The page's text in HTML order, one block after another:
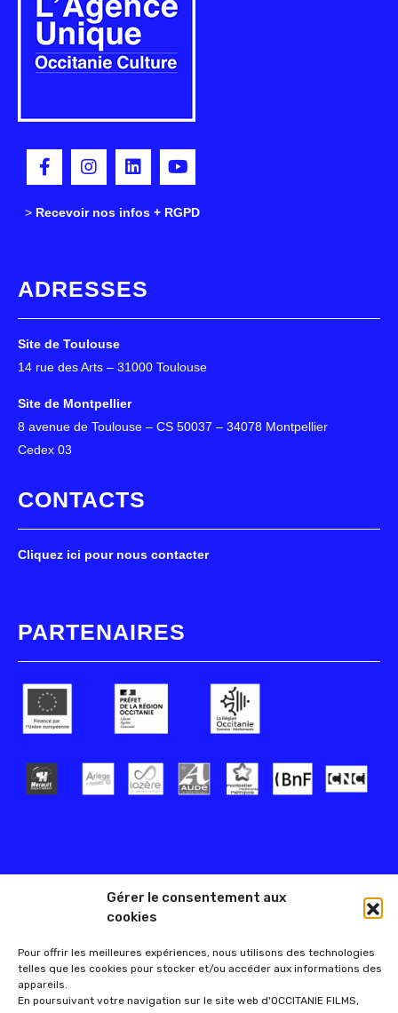
Gérer le consentement aux
cookies
Pour offrir les meilleures expériences, nous utilisons des technologies
telles que les cookies pour stocker et/ou accéder aux informations des
appareils.
En poursuivant votre navigation sur le site web d'OCCITANIE FILMS,
> Recevoir nos infos + RGPD
ADRESSES
Site de Toulouse
14 rue des Arts – 31000 Toulouse
Site de Montpellier
8 avenue de Toulouse – CS 50037 – 34078 Montpellier
Cedex 03
CONTACTS
Cliquez ici pour nous contacter
PARTENAIRES